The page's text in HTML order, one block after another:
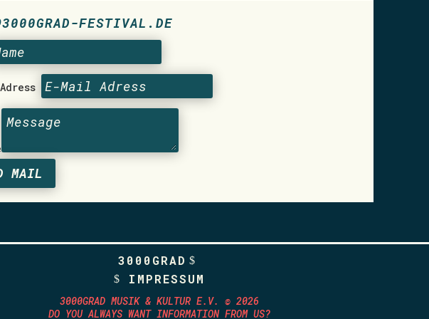
FESTIVAL.DE
MAIL
3000GRAD
IMPRESSUM
3000GRAD MUSIK & KULTUR E.V. © 2026
DO YOU ALWAYS WANT INFORMATION FROM US?